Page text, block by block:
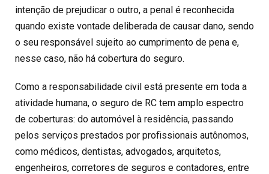
intenção de prejudicar o outro, a penal é reconhecida
quando existe vontade deliberada de causar dano, sendo
o seu responsável sujeito ao cumprimento de pena e,
nesse caso, não há cobertura do seguro.
Como a responsabilidade civil está presente em toda a
atividade humana, o seguro de RC tem amplo espectro
de coberturas: do automóvel à residência, passando
pelos serviços prestados por profissionais autônomos,
como médicos, dentistas, advogados, arquitetos,
engenheiros, corretores de seguros e contadores, entre